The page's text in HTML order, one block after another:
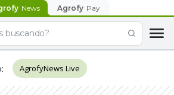
News Agrofy Pay
: AgrofyNews Live